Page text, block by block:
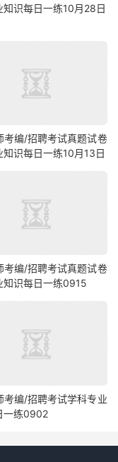
知识每日一练10月28日
考编/招聘考试真题试卷
知识每日一练10月13日
考编/招聘考试真题试卷
知识每日一练0915
考编/招聘考试学科专业
一练0902